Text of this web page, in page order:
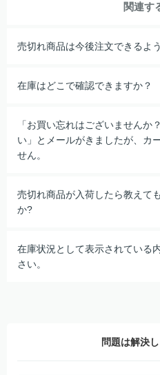
関連す
売切れ商品は今後注文できるよ
在庫はどこで確認できますか？
「お買い忘れはございませんか
い」とメールがきましたが、カ
せん。
売切れ商品が入荷したら教えて
か?
在庫状況として表示されている
さい。
問題は解決